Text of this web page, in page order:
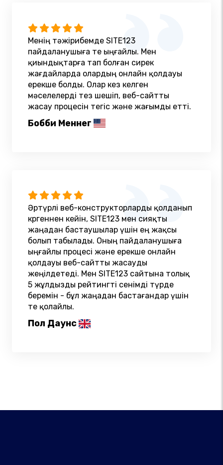
Менің тәжірибемде SITE123
пайдаланушыға өте ыңғайлы. Мен
қиындықтарға тап болған сирек
жағдайларда олардың онлайн қолдауы
ерекше болды. Олар кез келген
мәселелерді тез шешіп, веб-сайтты
жасау процесін тегіс және жағымды етті.
Бобби Меннег
Әртүрлі веб-конструкторларды қолданып
көргеннен кейін, SITE123 мен сияқты
жаңадан бастаушылар үшін ең жақсы
болып табылады. Оның пайдаланушыға
ыңғайлы процесі және ерекше онлайн
қолдауы веб-сайтты жасауды
жеңілдетеді. Мен SITE123 сайтына толық
5 жұлдызды рейтингті сенімді түрде
беремін - бұл жаңадан бастағандар үшін
өте қолайлы.
Пол Даунс